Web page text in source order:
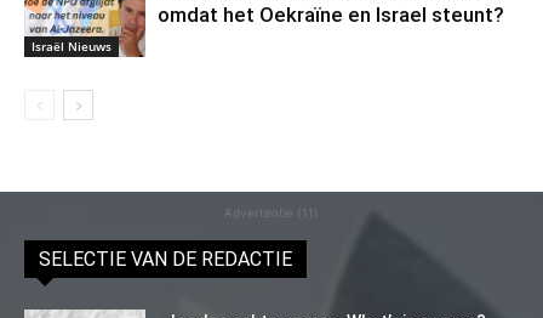
Israël Nieuws
omdat het Oekraïne en Israel steunt?
Advertentie (11)
SELECTIE VAN DE REDACTIE